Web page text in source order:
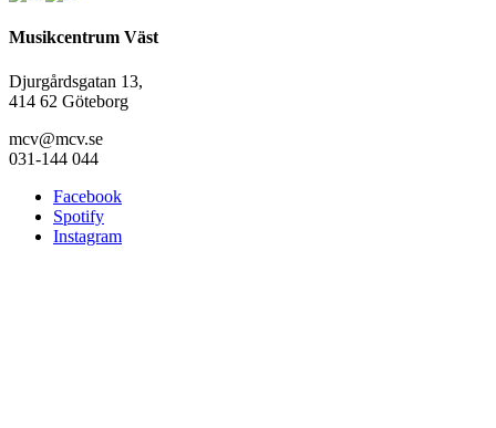
Musikcentrum Väst
Djurgårdsgatan 13,
414 62 Göteborg
mcv@mcv.se
031-144 044
Facebook
Spotify
Instagram